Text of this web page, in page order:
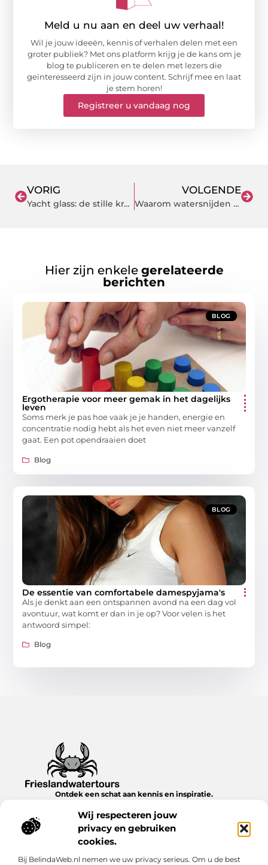
Wij respecteren jouw
privacy en gebruiken
cookies.
Bij BelindaWeb.nl nemen we uw privacy serieus. Om u de best
Meld u nu aan en deel uw verhaal!
Wil je jouw ideeën, kennis of verhalen delen met een
groter publiek? Met ons platform krijg je de kans om je
blog te publiceren en te delen met lezers die
geïnteresseerd zijn in jouw content. Schrijf mee en laat
je stem horen!
Registreer u vandaag nog
VORIG
Yacht glass: de stille kracht achter luxe jachtinterieurs
VOLGENDE
Waarom watersnijden de meest nauwkeurige keuze is voor complexe onderdelen
Hier zijn enkele gerelateerde
berichten
BLOG
Ergotherapie voor meer gemak in het dagelijks
leven
Soms merk je pas hoe vaak je je handen, energie en
concentratie nodig hebt als het even niet meer vanzelf
gaat. Een pot opendraaien doet
Blog
BLOG
De essentie van comfortabele damespyjama's
Als je denkt aan een ontspannen avond na een dag vol
avontuur, wat komt er dan in je op? Voor velen is het
antwoord simpel:
Blog
Ontdek een schat aan kennis en inspiratie.
nieuwe inzichten en ideeën.
Bericht categorie